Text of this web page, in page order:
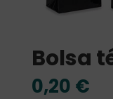
Bolsa
0,20 €